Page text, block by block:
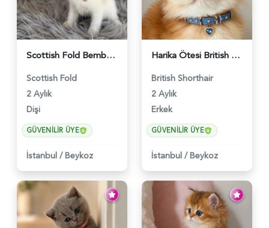
Scottish Fold Bembeyaz Pembe Burun Yavrumuz - 6120
Scottish Fold
2 Aylık
Dişi
GÜVENILIR ÜYE
İstanbul / Beykoz
Harika Ötesi British Longhair Golden Parlayan Yıldız - 6141
British Shorthair
2 Aylık
Erkek
GÜVENILIR ÜYE
İstanbul / Beykoz